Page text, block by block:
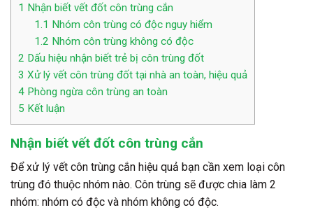
1 Nhận biết vết đốt côn trùng cắn
1.1 Nhóm côn trùng có độc nguy hiểm
1.2 Nhóm côn trùng không có độc
2 Dấu hiệu nhận biết trẻ bị côn trùng đốt
3 Xử lý vết côn trùng đốt tại nhà an toàn, hiệu quả
4 Phòng ngừa côn trùng an toàn
5 Kết luận
Nhận biết vết đốt côn trùng cắn
Để xử lý vết côn trùng cắn hiệu quả bạn cần xem loại côn
trùng đó thuộc nhóm nào. Côn trùng sẽ được chia làm 2
nhóm: nhóm có độc và nhóm không có độc.